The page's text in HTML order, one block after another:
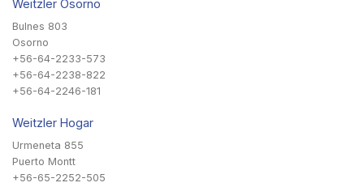
Weitzler Osorno
Bulnes 803
Osorno
+56-64-2233-573
+56-64-2238-822
+56-64-2246-181
Weitzler Hogar
Urmeneta 855
Puerto Montt
+56-65-2252-505